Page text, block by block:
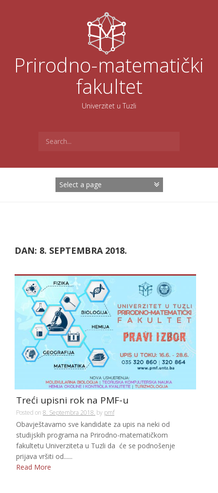
Prirodno-matematički
fakultet
Univerzitet u Tuzli
for:
DAN: 8. SEPTEMBRA 2018.
Treći upisni rok na PMF-u
Posted on 8. Septembra 2018. by pmf
Obavještavamo sve kandidate za upis na neki od
studijskih programa na Prirodno-matematičkom
fakultetu Univerziteta u Tuzli da će se podnošenje
prijava vršiti od......
Read More